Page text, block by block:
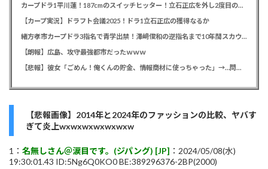
カープドラ1平川蓮！187cmのスイッチヒッター！立石正広を外し2度目の重複も新井監督がクジを引き当てる！【ドラフト会議2025】
【カープ実況】ドラフト会議2025！ドラ1立石正広の獲得なるか
緒方孝市カープドラ3指名で青学出禁！澤﨑俊和の逆指名まで10年間スカウト出禁
【朗報】広島、攻守最強都市だったｗｗｗ
【悲報】彼女「ごめん！俺くんの貯金、情報商材に使っちゃった」→…問い詰めたらギャン泣きされたんだが俺が悪いのか？
【悲報画像】2014年と2024年のファッションの比較、ヤバす
ぎて炎上wxwxwxwxwxwxw
1： 名無しさん＠涙目です。(ジパング) [JP] ：2024/05/08(水)
19:30:01.43 ID:5Ng6Q0KO0 BE:389296376-2BP(2000)